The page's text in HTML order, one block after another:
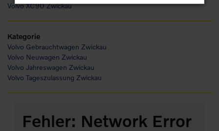
Volvo XC90 Zwickau
Kategorie
Volvo Gebrauchtwagen Zwickau
Volvo Neuwagen Zwickau
Volvo Jahreswagen Zwickau
Volvo Tageszulassung Zwickau
Fehler: Network Error